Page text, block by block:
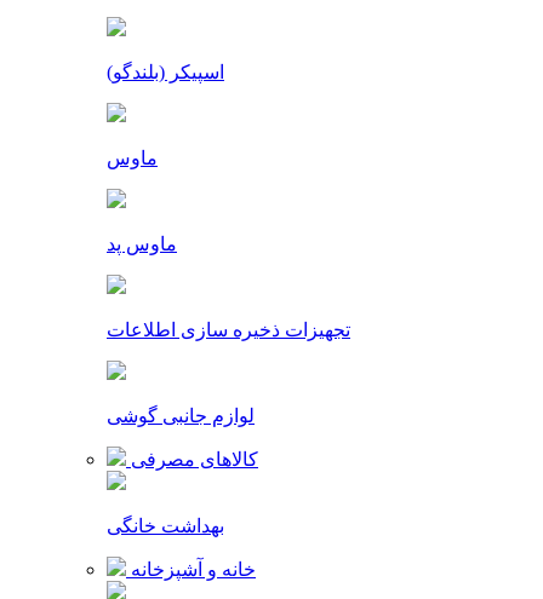
اسپیکر (بلندگو)
ماوس
ماوس پد
تجهیزات ذخیره سازی اطلاعات
لوازم جانبی گوشی
کالاهای مصرفی
بهداشت خانگی
خانه و آشپزخانه